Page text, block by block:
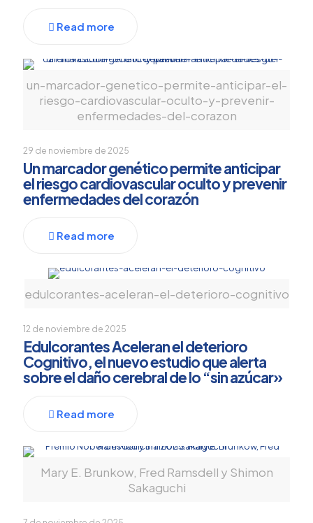
Read more
un-marcador-genetico-permite-anticipar-el-
riesgo-cardiovascular-oculto-y-prevenir-
enfermedades-del-corazon
29 de noviembre de 2025
Un marcador genético permite anticipar
el riesgo cardiovascular oculto y prevenir
enfermedades del corazón
Read more
edulcorantes-aceleran-el-deterioro-cognitivo
12 de noviembre de 2025
Edulcorantes Aceleran el deterioro
Cognitivo, el nuevo estudio que alerta
sobre el daño cerebral de lo “sin azúcar»
Read more
Mary E. Brunkow, Fred Ramsdell y Shimon
Sakaguchi